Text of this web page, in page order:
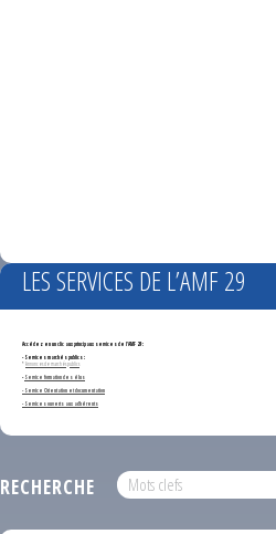
LES SERVICES DE L’AMF 29
Accédez en un clic aux principaux services de l'AMF 29 :
- Services marchés publics :
*Annonces de marchés publics
-Service formation des élus
- Service Orientation et documentation
- Services ouverts aux adhérents
RECHERCHE